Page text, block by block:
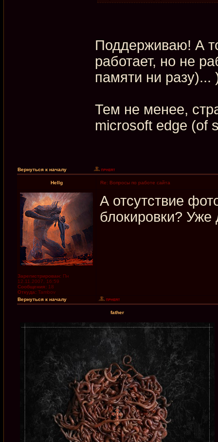
Поддерживаю! А
работает, но не
памяти ни разу)...
Тем не менее,
microsoft edge (of
Вернуться к началу
Hellg Re: Вопросы по работе сайта
Зарегистрирован: Пн
12.11.2007, 16:59
Сообщения: 18
Откуда: Tambov
А отсутствие
блокировки?
Вернуться к началу
father